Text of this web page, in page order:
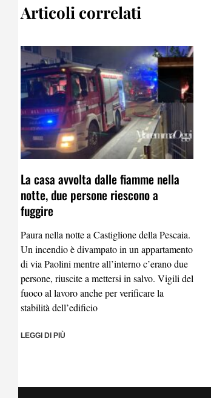
Articoli correlati
La casa avvolta dalle fiamme nella
notte, due persone riescono a
fuggire
Paura nella notte a Castiglione della Pescaia.
Un incendio è divampato in un appartamento
di via Paolini mentre all’interno c’erano due
persone, riuscite a mettersi in salvo. Vigili del
fuoco al lavoro anche per verificare la
stabilità dell’edificio
LEGGI DI PIÙ